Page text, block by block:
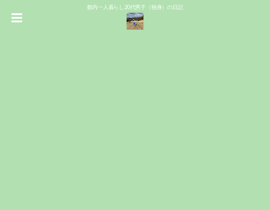
都内一人暮らし20代男子（独身）の日記